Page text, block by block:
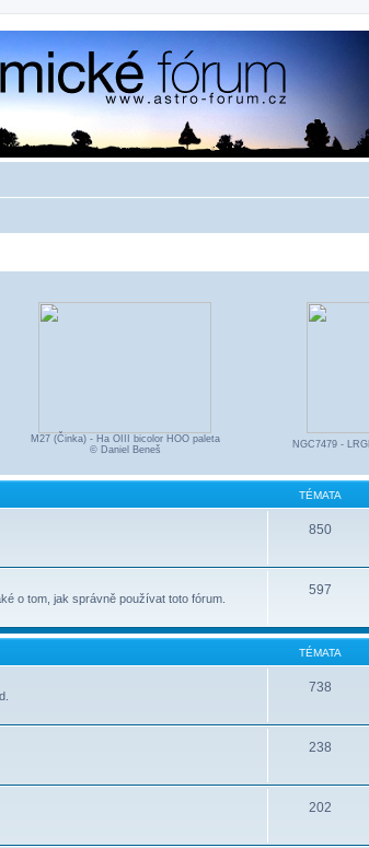
M27 (Činka) - Ha OIII bicolor HOO paleta
© Daniel Beneš
NGC7479 -
TÉMATA
850
o tom, jak správně používat toto fórum.
597
TÉMATA
738
238
202